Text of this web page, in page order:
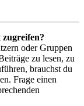
oder Gruppen
zu lesen, zu
brauchst du
Frage einen